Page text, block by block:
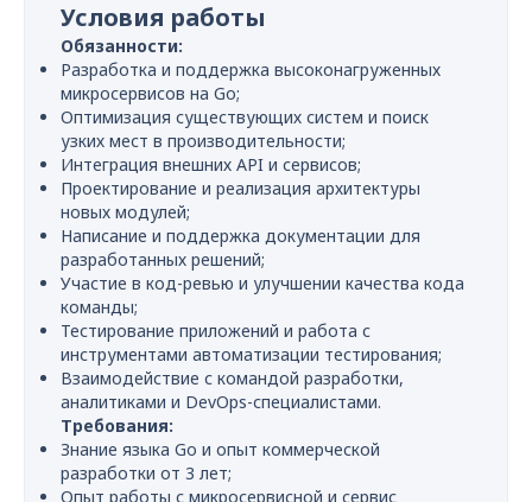
Условия работы
Обязанности:
Разработка и поддержка высоконагруженных
микросервисов на Go;
Оптимизация существующих систем и поиск
узких мест в производительности;
Интеграция внешних API и сервисов;
Проектирование и реализация архитектуры
новых модулей;
Написание и поддержка документации для
разработанных решений;
Участие в код-ревью и улучшении качества кода
команды;
Тестирование приложений и работа с
инструментами автоматизации тестирования;
Взаимодействие с командой разработки,
аналитиками и DevOps-специалистами.
Требования:
Знание языка Go и опыт коммерческой
разработки от 3 лет;
Опыт работы с микросервисной и сервис